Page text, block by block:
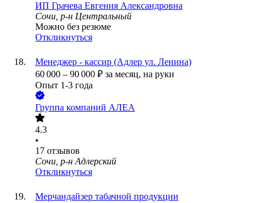
ИП Грачева Евгения Александровна
Сочи, р-н Центральный
Можно без резюме
Откликнуться
Менеджер - кассир (Адлер ул. Ленина)
60 000 – 90 000 ₽ за месяц, на руки
Опыт 1-3 года
Группа компаний АЛЕА
4.3
•
17 отзывов
Сочи, р-н Адлерский
Откликнуться
Мерчандайзер табачной продукции